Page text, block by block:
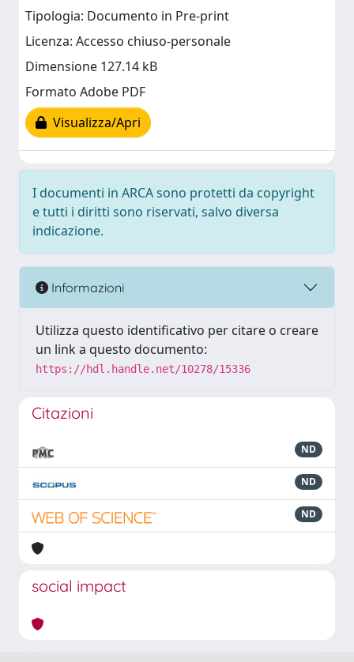
Tipologia: Documento in Pre-print
Licenza: Accesso chiuso-personale
Dimensione 127.14 kB
Formato Adobe PDF
Visualizza/Apri
I documenti in ARCA sono protetti da copyright
e tutti i diritti sono riservati, salvo diversa
indicazione.
Informazioni
Utilizza questo identificativo per citare o creare
un link a questo documento:
https://hdl.handle.net/10278/15336
Citazioni
ND
ND
ND
social impact